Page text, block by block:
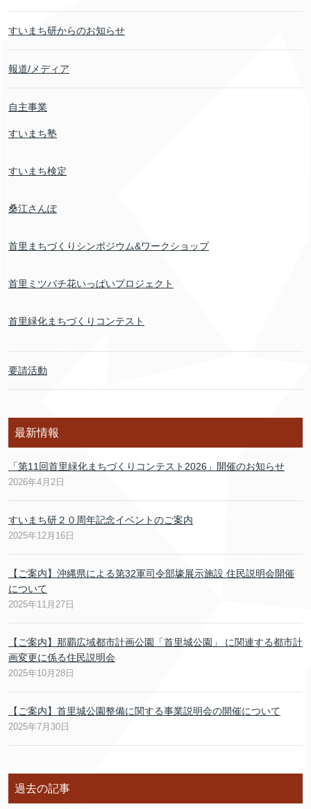
すいまち研からのお知らせ
報道/メディア
自主事業
すいまち塾
すいまち検定
桑江さんぽ
首里まちづくりシンポジウム&ワークショップ
首里ミツバチ花いっぱいプロジェクト
首里緑化まちづくりコンテスト
要請活動
最新情報
「第11回首里緑化まちづくりコンテスト2026」開催のお知らせ
2026年4月2日
すいまち研２０周年記念イベントのご案内
2025年12月16日
【ご案内】沖縄県による第32軍司令部壕展示施設 住民説明会開催
について
2025年11月27日
【ご案内】那覇広域都市計画公園「首里城公園」 に関連する都市計
画変更に係る住民説明会
2025年10月28日
【ご案内】首里城公園整備に関する事業説明会の開催について
2025年7月30日
過去の記事